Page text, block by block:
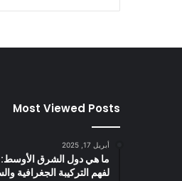
Most Viewed Posts
أبريل 17, 2025
ما هي دول الشرق الأوسط:
لفهم التركيبة الجغرافية